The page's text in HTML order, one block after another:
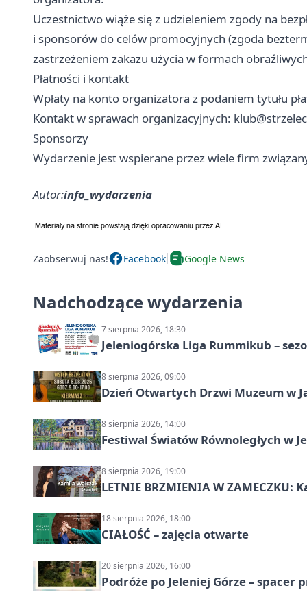
Uczestnictwo wiąże się z udzieleniem zgody na
i sponsorów do celów promocyjnych (zgoda
zastrzeżeniem zakazu użycia w formach
Płatności i kontakt
Wpłaty na konto organizatora z podaniem tytułu
Kontakt w sprawach organizacyjnych:
Sponsorzy
Wydarzenie jest wspierane przez wiele firm
Autor:info_wydarzenia
Zaobserwuj nas! Facebook Google News
Nadchodzące wydarzenia
7 sierpnia 2026, 18:30
Jeleniogórska Liga Rummikub –
8 sierpnia 2026, 09:00
Dzień Otwartych Drzwi Muzeum w
8 sierpnia 2026, 14:00
Festiwal Światów Równoległych w
8 sierpnia 2026, 19:00
LETNIE BRZMIENIA W
18 sierpnia 2026, 18:00
CIAŁOŚĆ – zajęcia otwarte
20 sierpnia 2026, 16:00
Podróże po Jeleniej Górze – spacer